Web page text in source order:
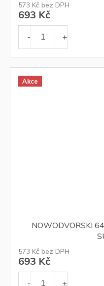
573 Kč bez DPH
693 Kč
Akce
NOWODVORSKI
573 Kč bez DPH
693 Kč